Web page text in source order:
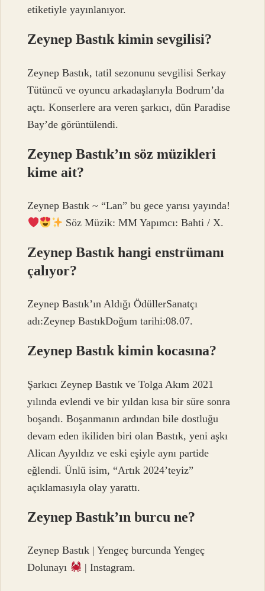
etiketiyle yayınlanıyor.
Zeynep Bastık kimin sevgilisi?
Zeynep Bastık, tatil sezonunu sevgilisi Serkay
Tütüncü ve oyuncu arkadaşlarıyla Bodrum’da
açtı. Konserlere ara veren şarkıcı, dün Paradise
Bay’de görüntülendi.
Zeynep Bastık’ın söz müzikleri
kime ait?
Zeynep Bastık ~ “Lan” bu gece yarısı yayında!
Söz Müzik: MM Yapımcı: Bahti / X.
Zeynep Bastık hangi enstrümanı
çalıyor?
Zeynep Bastık’ın Aldığı ÖdüllerSanatçı
adı:Zeynep BastıkDoğum tarihi:08.07.
Zeynep Bastık kimin kocasına?
Şarkıcı Zeynep Bastık ve Tolga Akım 2021
yılında evlendi ve bir yıldan kısa bir süre sonra
boşandı. Boşanmanın ardından bile dostluğu
devam eden ikiliden biri olan Bastık, yeni aşkı
Alican Ayyıldız ve eski eşiyle aynı partide
eğlendi. Ünlü isim, “Artık 2024’teyiz”
açıklamasıyla olay yarattı.
Zeynep Bastık’ın burcu ne?
Zeynep Bastık | Yengeç burcunda Yengeç
Dolunayı
| Instagram.